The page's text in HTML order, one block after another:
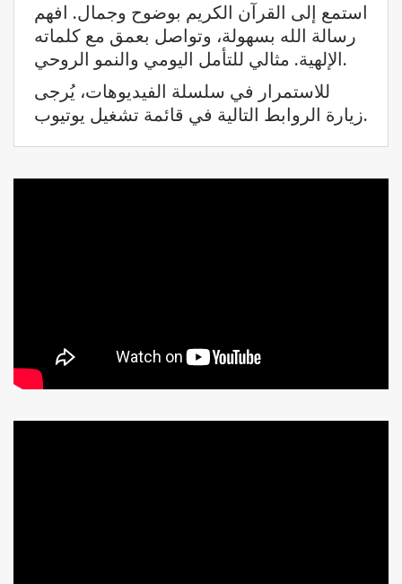
استمع إلى القرآن الكريم بوضوح وجمال. افهم
رسالة الله بسهولة، وتواصل بعمق مع كلماته
الإلهية. مثالي للتأمل اليومي والنمو الروحي.
للاستمرار في سلسلة الفيديوهات، يُرجى
زيارة الروابط التالية في قائمة تشغيل يوتيوب.